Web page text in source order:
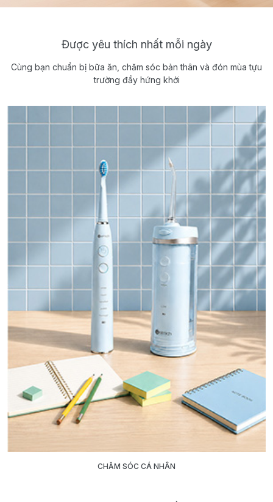
Được yêu thích nhất mỗi ngày
Cùng bạn chuẩn bị bữa ăn, chăm sóc bản thân và đón mùa tựu
trường đầy hứng khởi
CHĂM SÓC CÁ NHÂN